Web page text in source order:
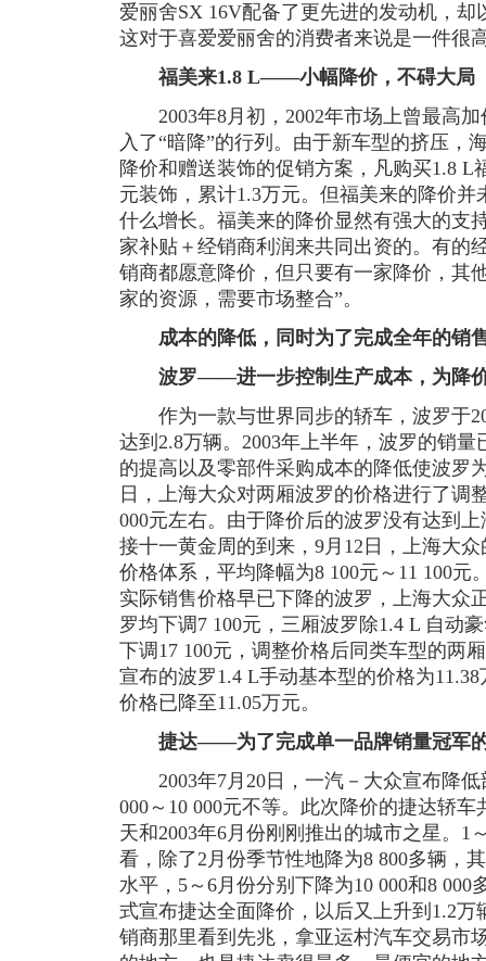
爱丽舍SX 16V配备了更先进的发动机，
这对于喜爱爱丽舍的消费者来说是一件很
福美来1.8 L——小幅降价，不碍大局
2003年8月初，2002年市场上曾最高加
入了“暗降”的行列。由于新车型的挤压，
降价和赠送装饰的促销方案，凡购买1.8 L
元装饰，累计1.3万元。但福美来的降价
什么增长。福美来的降价显然有强大的支
家补贴＋经销商利润来共同出资的。有的
销商都愿意降价，但只要有一家降价，其
家的资源，需要市场整合”。
成本的降低，同时为了完成全年的销
波罗——进一步控制生产成本，为降
作为一款与世界同步的轿车，波罗于
达到2.8万辆。2003年上半年，波罗的销
的提高以及零部件采购成本的降低使波罗
日，上海大众对两厢波罗的价格进行了调
000元左右。由于降价后的波罗没有达到
接十一黄金周的到来，9月12日，上海大
价格体系，平均降幅为8 100元～11 100元
实际销售价格早已下降的波罗，上海大众
罗均下调7 100元，三厢波罗除1.4 L 自动
下调17 100元，调整价格后同类车型的两
宣布的波罗1.4 L手动基本型的价格为
价格已降至11.05万元。
捷达——为了完成单一品牌销量冠军
2003年7月20日，一汽－大众宣布降低
000～10 000元不等。此次降价的捷达轿
天和2003年6月份刚刚推出的城市之星。1
看，除了2月份季节性地降为8 800多辆，
水平，5～6月份分别下降为10 000和8
式宣布捷达全面降价，以后又上升到1.2
销商那里看到先兆，拿亚运村汽车交易市